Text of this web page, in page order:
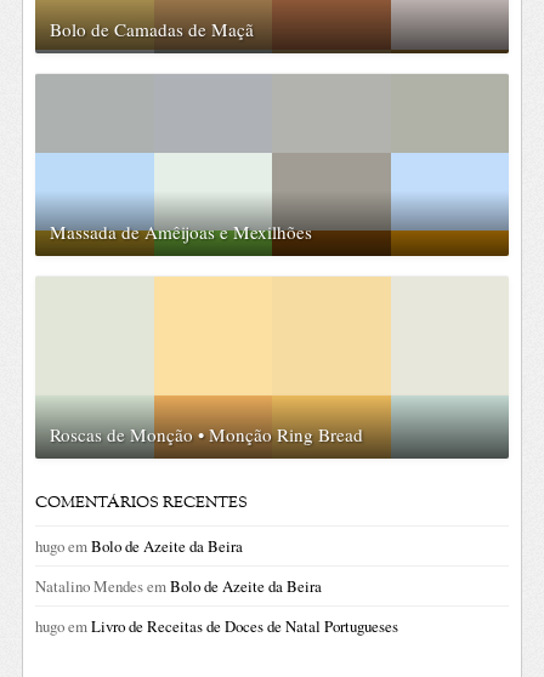
Bolo de Camadas de Maçã
Massada de Amêijoas e Mexilhões
Roscas de Monção • Monção Ring Bread
COMENTÁRIOS RECENTES
hugoemBolo de Azeite da Beira
Natalino MendesemBolo de Azeite da Beira
hugoemLivro de Receitas de Doces de Natal Portugueses